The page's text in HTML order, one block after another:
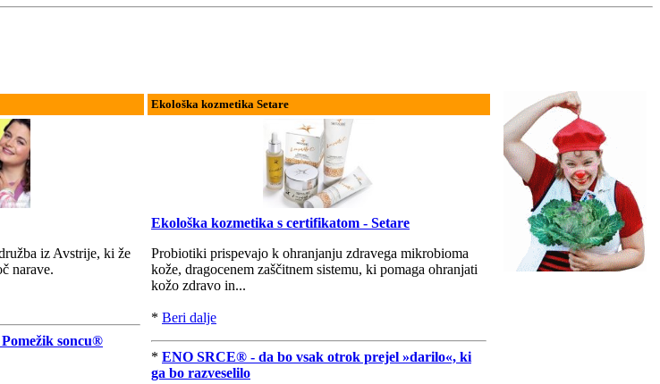
iz Avstrije, ki že
narave.
soncu®
Ekološka kozmetika Setare
Ekološka kozmetika s certifikatom - Setare
Probiotiki prispevajo k ohranjanju zdravega mikrobioma
kože, dragocenem zaščitnem sistemu, ki pomaga ohranjati
kožo zdravo in...
* Beri dalje
* ENO SRCE® - da bo vsak otrok prejel »darilo«, ki
ga bo razveselilo